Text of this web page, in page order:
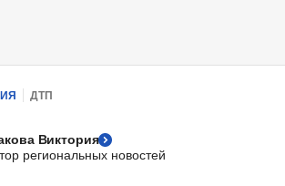
ДТП
Виктория
региональных новостей